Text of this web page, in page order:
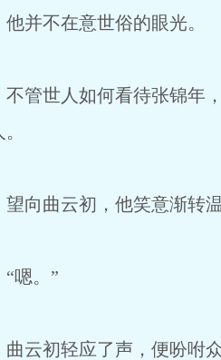
不在意世俗的眼光。
世人如何看待张锦年，
曲云初，他笑意渐转温
。”
初轻应了声，便吩咐众